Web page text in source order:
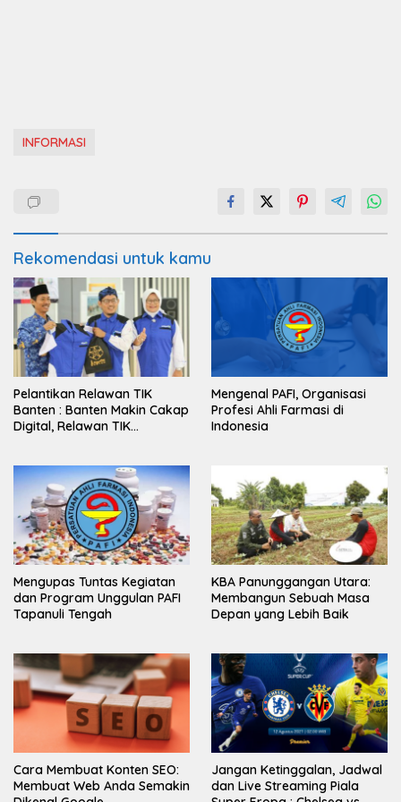
INFORMASI
Rekomendasi untuk kamu
Pelantikan Relawan TIK
Banten : Banten Makin Cakap
Digital, Relawan TIK
Mengenal PAFI, Organisasi
Profesi Ahli Farmasi di
Indonesia
Mengupas Tuntas Kegiatan
dan Program Unggulan PAFI
Tapanuli Tengah
KBA Panunggangan Utara:
Membangun Sebuah Masa
Depan yang Lebih Baik
Cara Membuat Konten SEO:
Membuat Web Anda Semakin
Jangan Ketinggalan, Jadwal
dan Live Streaming Piala